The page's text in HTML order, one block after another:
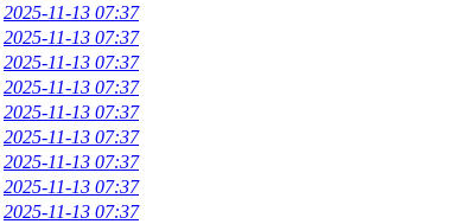
2025-11-13 07:37
2025-11-13 07:37
2025-11-13 07:37
2025-11-13 07:37
2025-11-13 07:37
2025-11-13 07:37
2025-11-13 07:37
2025-11-13 07:37
2025-11-13 07:37